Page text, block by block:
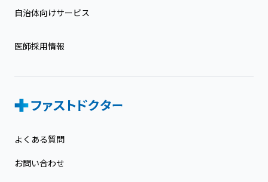
自治体向けサービス
医師採用情報
よくある質問
お問い合わせ